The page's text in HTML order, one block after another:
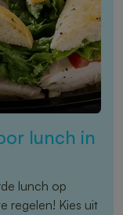
lunch in
lunch op
regelen! Kies uit